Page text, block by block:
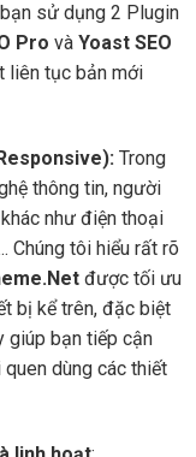
sử dụng 2 Plugin
Pro và Yoast SEO
liên tục bản mới
Trong
thông tin, người
như điện thoại
Chúng tôi hiểu rất rõ
được tối ưu
bị kể trên, đặc biệt
giúp bạn tiếp cận
dùng các thiết